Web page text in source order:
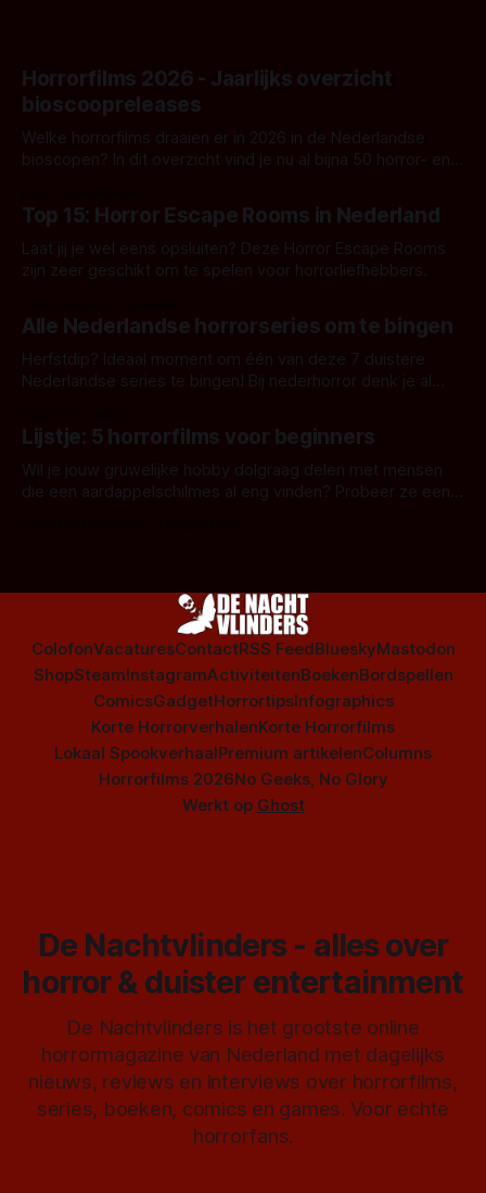
Horrorfilms 2026 - Jaarlijks overzicht
bioscoopreleases
Welke horrorfilms draaien er in 2026 in de Nederlandse
bioscopen? In dit overzicht vind je nu al bijna 50 horror- en
Top 15: Horror Escape Rooms in Nederland
Laat jij je wel eens opsluiten? Deze Horror Escape Rooms
zijn zeer geschikt om te spelen voor horrorliefhebbers.
Alle Nederlandse horrorseries om te bingen
Herfstdip? Ideaal moment om één van deze 7 duistere
Nederlandse series te bingen! Bij nederhorror denk je al
Amsterdamned of The Johnsons. Maar Nederlandse horror
is niet beperkt tot films. Hier een aantal Nederlandse tv-
series uit het duistere of horrorgenre. Als
Lijstje: 5 horrorfilms voor beginners
Wil je jouw gruwelijke hobby dolgraag delen met mensen
die een aardappelschilmes al eng vinden? Probeer ze eens
ColofonVacaturesContactRSS FeedBlueskyMastodon
ShopSteamInstagramActiviteitenBoekenBordspellen
ComicsGadgetHorrortipsInfographics
Korte HorrorverhalenKorte Horrorfilms
Lokaal SpookverhaalPremium artikelenColumns
Horrorfilms 2026No Geeks, No Glory
Werkt op Ghost
De Nachtvlinders - alles over
horror & duister entertainment
De Nachtvlinders is het grootste online
horrormagazine van Nederland met dagelijks
nieuws, reviews en interviews over horrorfilms,
series, boeken, comics en games. Voor echte
horrorfans.